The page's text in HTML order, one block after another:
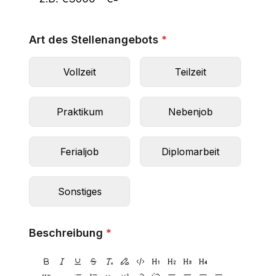
Art des Stellenangebots *
Vollzeit Teilzeit
Praktikum Nebenjob
Ferialjob Diplomarbeit
Sonstiges
Beschreibung *